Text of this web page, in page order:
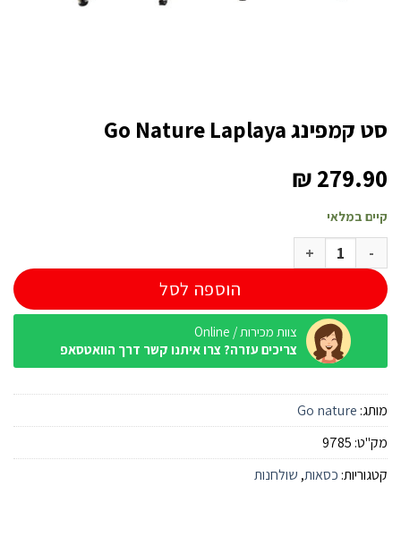
סט קמפינג Go Nature Laplaya
₪279.90
קיים במלאי
כמות של סט קמפינג Go Nature Laplaya
הוספה לסל
צוות מכירות / Online
צריכים עזרה? צרו איתנו קשר דרך הוואטסאפ
מותג: Go nature
מק"ט: 9785
קטגוריות: כסאות, שולחנות